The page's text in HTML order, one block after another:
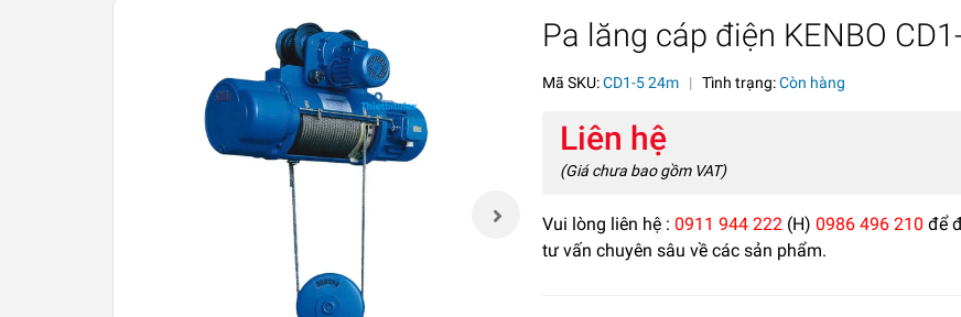
Pa lăng cáp điện KENBO
Mã SKU:CD1-5 24m | Tình trạng:Còn hàng
Liên hệ
(Giá chưa bao gồm VAT)
Vui lòng liên hệ :0911 944 222 (H)0986 496 210 để
tư vấn chuyên sâu về các sản phẩm.